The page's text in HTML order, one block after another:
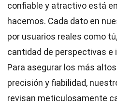
confiable y atractivo está
hacemos. Cada dato en
por usuarios reales como
cantidad de perspectivas e
Para asegurar los más altos
precisión y fiabilidad,
revisan meticulosamente